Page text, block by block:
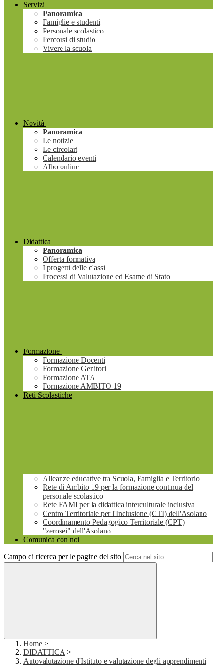
Servizi
Panoramica
Famiglie e studenti
Personale scolastico
Percorsi di studio
Vivere la scuola
Novità
Panoramica
Le notizie
Le circolari
Calendario eventi
Albo online
Didattica
Panoramica
Offerta formativa
I progetti delle classi
Processi di Valutazione ed Esame di Stato
Formazione
Formazione Docenti
Formazione Genitori
Formazione ATA
Formazione AMBITO 19
Reti Scolastiche
Alleanze educative tra Scuola, Famiglia e Territorio
Rete di Ambito 19 per la formazione continua del
personale scolastico
Rete FAMI per la didattica interculturale inclusiva
Centro Territoriale per l'Inclusione (CTI) dell'Asolano
Coordinamento Pedagogico Territoriale (CPT)
"zerosei" dell'Asolano
Comunica con noi
Campo di ricerca per le pagine del sito
Home >
DIDATTICA >
Autovalutazione d'Istituto e valutazione degli apprendimenti